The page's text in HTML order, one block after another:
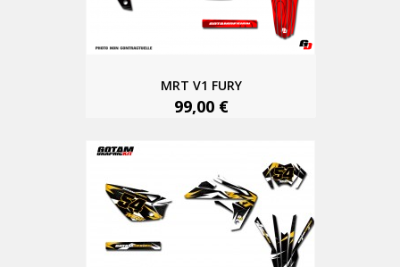
MRT V1 FURY
99,00 €